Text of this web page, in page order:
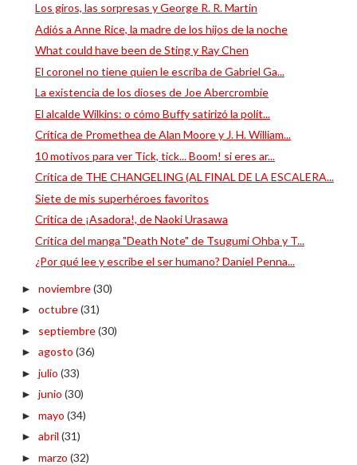
Los giros, las sorpresas y George R. R. Martin
Adiós a Anne Rice, la madre de los hijos de la noche
What could have been de Sting y Ray Chen
El coronel no tiene quien le escriba de Gabriel Ga...
La existencia de los dioses de Joe Abercrombie
El alcalde Wilkins: o cómo Buffy satirizó la polít...
Crítica de Promethea de Alan Moore y J. H. William...
10 motivos para ver Tick, tick... Boom! si eres ar...
Crítica de THE CHANGELING (AL FINAL DE LA ESCALERA...
Siete de mis superhéroes favoritos
Crítica de ¡Asadora!, de Naoki Urasawa
Crítica del manga "Death Note" de Tsugumi Ohba y T...
¿Por qué lee y escribe el ser humano? Daniel Penna...
► noviembre(30)
► octubre(31)
► septiembre(30)
► agosto (36)
► julio (33)
► junio (30)
► mayo (34)
► abril (31)
► marzo (32)